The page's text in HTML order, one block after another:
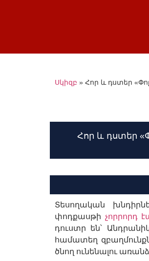
Սկիզբ » Հոր և դստեր
Հոր և դստեր
Տեսողական
փոդքասթի չորրորդ
դուստր են՝
համատեղ
ծնող ունենալու